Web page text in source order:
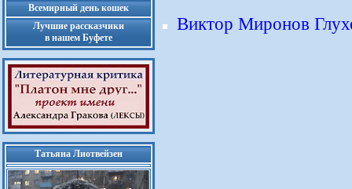
Всемирный день кошек
Лучшие рассказчики
в нашем Буфете
Татьяна Лиотвейзен
Виктор Миронов